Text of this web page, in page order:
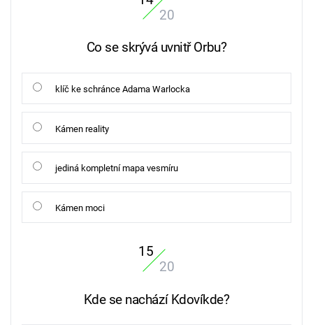
20
Co se skrývá uvnitř Orbu?
klíč ke schránce Adama Warlocka
Kámen reality
jediná kompletní mapa vesmíru
Kámen moci
15
20
Kde se nachází Kdovíkde?